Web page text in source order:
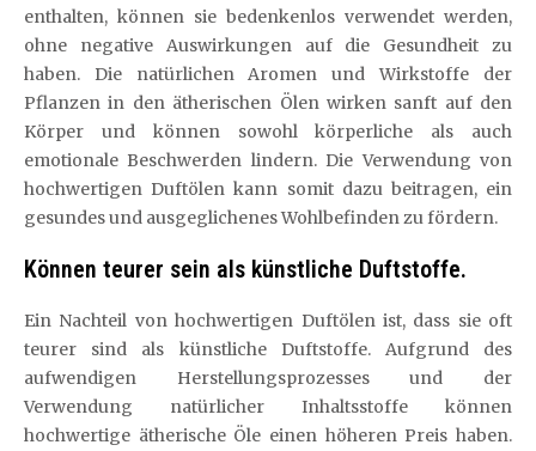
enthalten, können sie bedenkenlos verwendet werden,
ohne negative Auswirkungen auf die Gesundheit zu
haben. Die natürlichen Aromen und Wirkstoffe der
Pflanzen in den ätherischen Ölen wirken sanft auf den
Körper und können sowohl körperliche als auch
emotionale Beschwerden lindern. Die Verwendung von
hochwertigen Duftölen kann somit dazu beitragen, ein
gesundes und ausgeglichenes Wohlbefinden zu fördern.
Können teurer sein als künstliche Duftstoffe.
Ein Nachteil von hochwertigen Duftölen ist, dass sie oft
teurer sind als künstliche Duftstoffe. Aufgrund des
aufwendigen Herstellungsprozesses und der
Verwendung natürlicher Inhaltsstoffe können
hochwertige ätherische Öle einen höheren Preis haben.